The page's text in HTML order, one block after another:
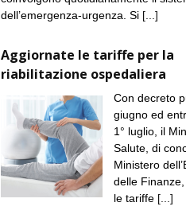
dell’emergenza-urgenza. Si [...]
Aggiornate le tariffe per la
riabilitazione ospedaliera
Con decreto
giugno ed
1° luglio, il
Salute, di
Ministero
delle
le tariffe [...]